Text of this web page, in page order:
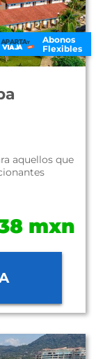
Abonos
Flexibles
aquellos que
mxn